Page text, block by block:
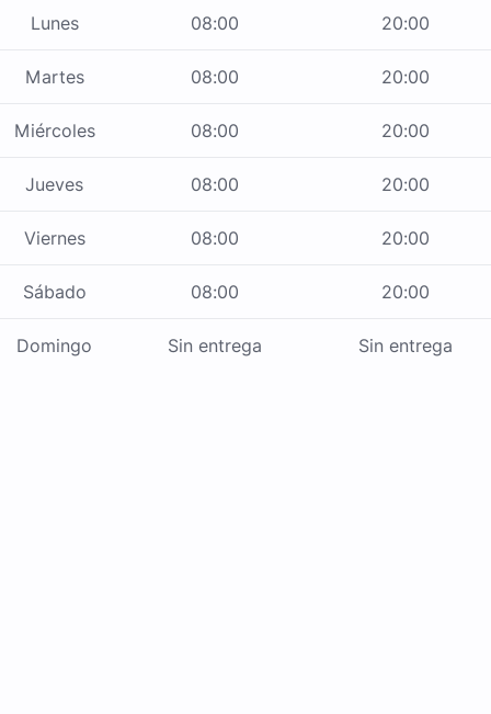
Lunes 08:00 20:00
Martes 08:00 20:00
Miércoles 08:00 20:00
Jueves 08:00 20:00
Viernes 08:00 20:00
Sábado 08:00 20:00
Domingo Sin entrega Sin entrega